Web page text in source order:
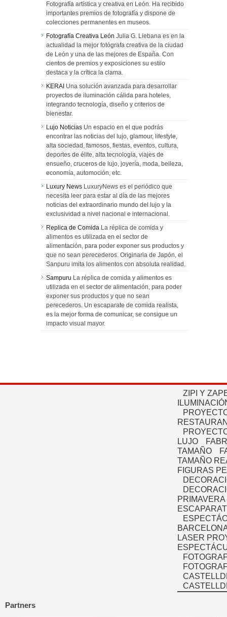
Fotografía artística y creativa en León. Ha recibido
importantes premios de fotografía y dispone de
colecciones permanentes en museos.
Fotografía Creativa León Julia G. Liebana es en la
actualidad la mejor fotógrafa creativa de la ciudad
de León y una de las mejores de España. Con
cientos de premios y exposiciones su estilo
destaca y la crítica la clama.
KERAI Una solución avanzada para desarrollar
proyectos de iluminación cálida para hoteles,
integrando tecnología, diseño y criterios de
bienestar.
Lujo Noticias Un espacio en el que podrás
encontrar las noticias del lujo, glamour, lifestyle,
alta sociedad, famosos, fiestas, eventos, cultura,
deportes de élite, alta tecnología, viajes de
ensueño, cruceros de lujo, joyería, moda, belleza,
economía, automoción, etc.
Luxury News LuxuryNews es el periódico que
necesita leer para estar al día de las mejores
noticias del extraordinario mundo del lujo y la
exclusividad a nivel nacional e internacional.
Replica de Comida La réplica de comida y
alimentos es utilizada en el sector de
alimentación, para poder exponer sus productos y
que no sean perecederos. Originaria de Japón, el
Sanpuru imita los alimentos con absoluta realidad.
Sampuru La réplica de comida y alimentos es
utilizada en el sector de alimentación, para poder
exponer sus productos y que no sean
perecederos. Un escaparate de comida realista,
es la mejor forma de comunicar, se consigue un
impacto visual mayor.
ZIPI Y
LUJO
TAMAÑO
TAMAÑO
FIGURAS
PRIMAVERA
LASER
Partners